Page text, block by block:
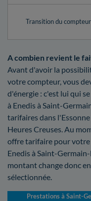
Transition du
A combien revient le
Avant d'avoir la
votre compteur, vous
d'énergie : c'est lui qui
à Enedis à Saint-
tarifaires dans l'Essonne
Heures Creuses. Au
offre tarifaire pour votre
Enedis à Saint-
montant change donc
sélectionnée.
Prestations à Saint-